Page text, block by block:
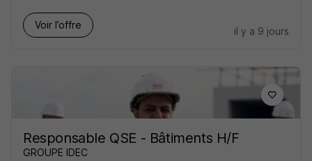
Voir l’offre
il y a 9 jours
Responsable QSE - Bâtiments H/F
GROUPE IDEC